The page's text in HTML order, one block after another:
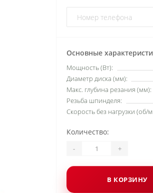
Основные
Мощность (Вт):
Диаметр диска (мм):
Макс. глубина резания (мм):
Резьба шпинделя:
Скорость без нагрузки (об/
Количество:
- +
В КОРЗИНУ